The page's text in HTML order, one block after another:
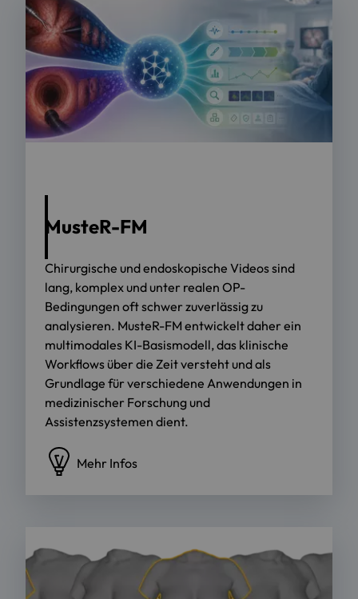
MusteR-FM
Chirurgische und endoskopische Videos sind
lang, komplex und unter realen OP-
Bedingungen oft schwer zuverlässig zu
analysieren. MusteR-FM entwickelt daher ein
multimodales KI-Basismodell, das klinische
Workflows über die Zeit versteht und als
Grundlage für verschiedene Anwendungen in
medizinischer Forschung und
Assistenzsystemen dient.
Mehr Infos